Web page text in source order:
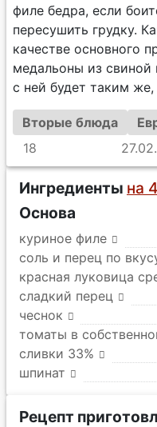
филе бедра, если
пересушить грудку.
качестве основного
медальоны из
с ней будет таким
Вторые блюда
18
Ингредиенты на
Основа
куриное филе
соль и перец по
красная луковица
сладкий перец
чеснок
томаты в
сливки 33%
шпинат
Рецепт